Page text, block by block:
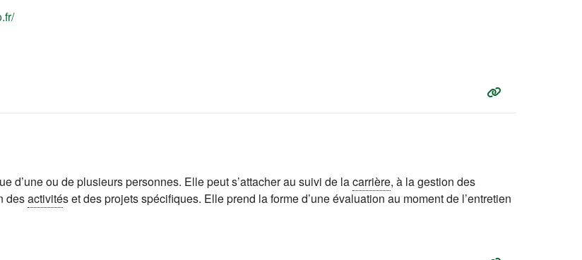
(s'ouvre dans un nouvel onglet)
d’une ou de plusieurs personnes. Elle peut s’attacher au suivi de lacarrière, à la gestion des
desactivités et des projets spécifiques. Elle prend la forme d’une évaluation au moment de l’entretien